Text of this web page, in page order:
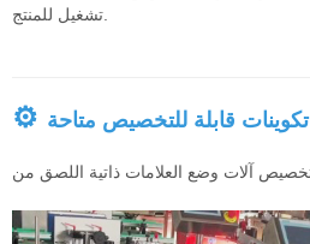
⚙ تكوينات قابلة للتخصيص متاحة